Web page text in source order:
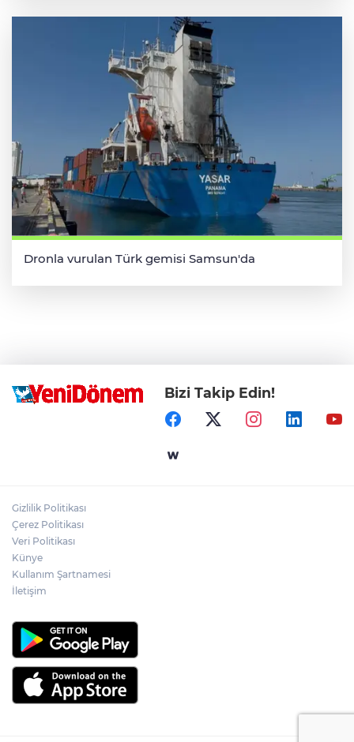
Dronla vurulan Türk gemisi Samsun'da
Bizi Takip Edin!
Gizlilik Politikası
Çerez Politikası
Veri Politikası
Künye
Kullanım Şartnamesi
İletişim